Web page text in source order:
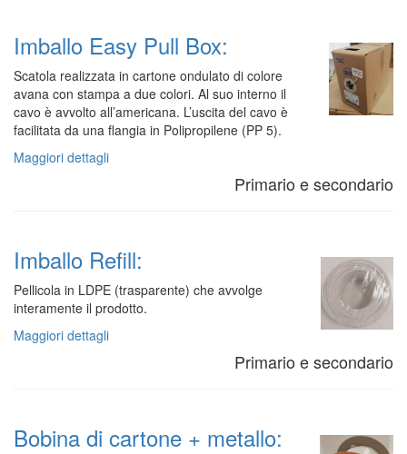
Imballo Easy Pull Box:
Scatola realizzata in cartone ondulato di colore
avana con stampa a due colori. Al suo interno il
cavo è avvolto all’americana. L’uscita del cavo è
facilitata da una flangia in Polipropilene (PP 5).
Maggiori dettagli
Primario e secondario
Imballo Refill:
Pellicola in LDPE (trasparente) che avvolge
interamente il prodotto.
Maggiori dettagli
Primario e secondario
Bobina di cartone + metallo: